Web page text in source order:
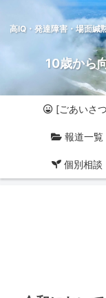
高IQ・発達障害・場面緘
10歳から
[ごあいさ
報道一覧
個別相談